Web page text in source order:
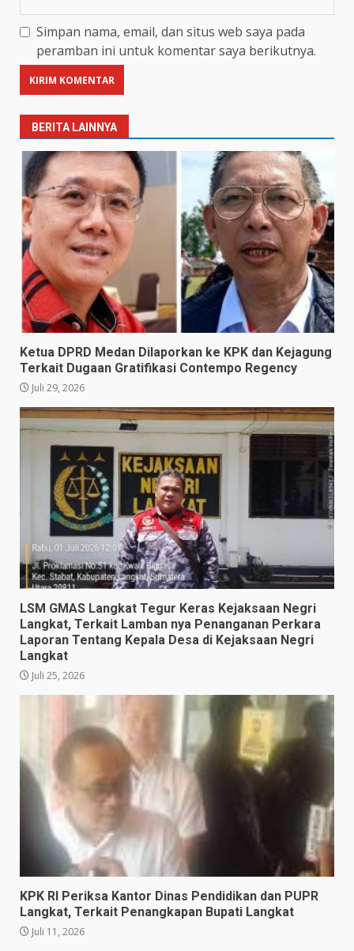
Simpan nama, email, dan situs web saya pada
peramban ini untuk komentar saya berikutnya.
BERITA LAINNYA
Ketua DPRD Medan Dilaporkan ke KPK dan Kejagung
Terkait Dugaan Gratifikasi Contempo Regency
Juli 29, 2026
LSM GMAS Langkat Tegur Keras Kejaksaan Negri
Langkat, Terkait Lamban nya Penanganan Perkara
Laporan Tentang Kepala Desa di Kejaksaan Negri
Langkat
Juli 25, 2026
KPK RI Periksa Kantor Dinas Pendidikan dan PUPR
Langkat, Terkait Penangkapan Bupati Langkat
Juli 11, 2026